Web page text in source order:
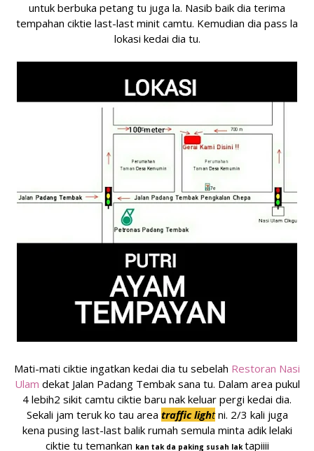
untuk berbuka petang tu juga la. Nasib baik dia terima
tempahan ciktie last-last minit camtu. Kemudian dia pass la
lokasi kedai dia tu.
Mati-mati ciktie ingatkan kedai dia tu sebelah Restoran Nasi
Ulam dekat Jalan Padang Tembak sana tu. Dalam area pukul
4 lebih2 sikit camtu ciktie baru nak keluar pergi kedai dia.
Sekali jam teruk ko tau area traffic light ni. 2/3 kali juga
kena pusing last-last balik rumah semula minta adik lelaki
ciktie tu temankan kan tak da paking susah laktapiiii